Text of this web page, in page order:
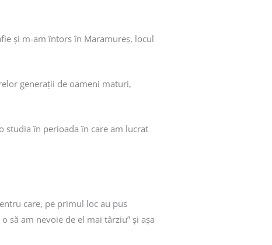
și m-am întors în Maramureș, locul
generații de oameni maturi,
studia în perioada în care am lucrat
care, pe primul loc au pus
să am nevoie de el mai târziu” și așa